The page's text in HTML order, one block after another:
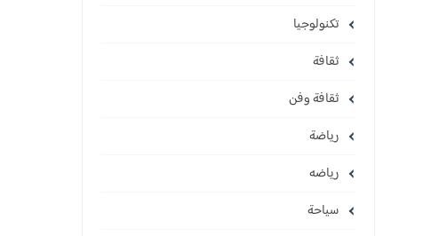
تكنولوجيا
ثقافة
ثقافة وفن
رياضة
رياضه
سياحة